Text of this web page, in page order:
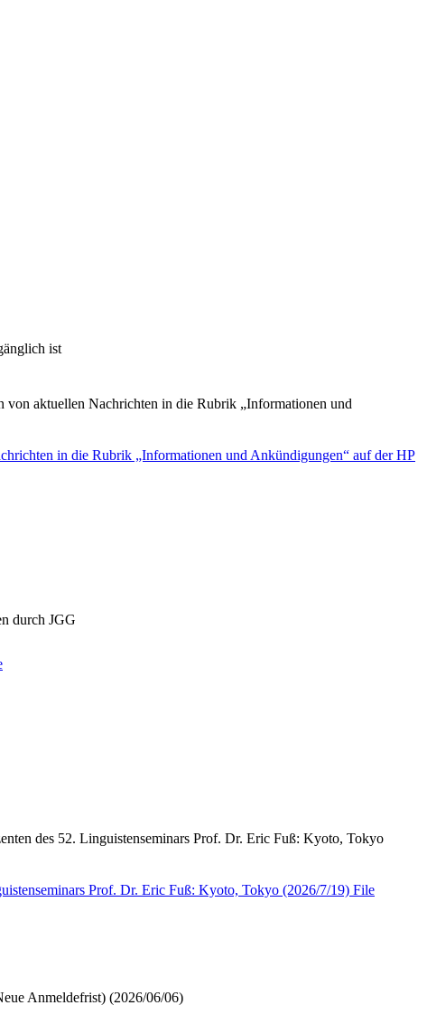
ist
aktuellen Nachrichten in die Rubrik „Informationen und
in die Rubrik „Informationen und Ankündigungen“ auf der HP
durch JGG
des 52. Linguistenseminars Prof. Dr. Eric Fuß: Kyoto, Tokyo
Prof. Dr. Eric Fuß: Kyoto, Tokyo (2026/7/19) File
Anmeldefrist) (2026/06/06)